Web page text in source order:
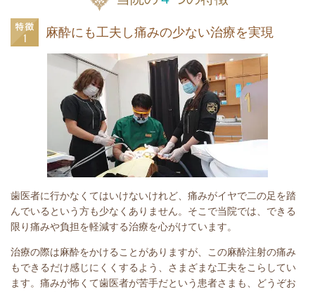
麻酔にも工夫し痛みの少ない治療を実現
歯医者に行かなくてはいけないけれど、痛みがイヤで二の足を踏
んでいるという方も少なくありません。そこで当院では、できる
限り痛みや負担を軽減する治療を心がけています。
治療の際は麻酔をかけることがありますが、この麻酔注射の痛み
もできるだけ感じにくくするよう、さまざまな工夫をこらしてい
ます。痛みが怖くて歯医者が苦手だという患者さまも、どうぞお